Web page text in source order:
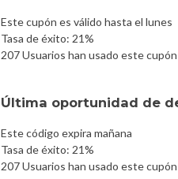
Este cupón es válido hasta el lunes
Tasa de éxito: 21%
207 Usuarios han usado este cupón
Última oportunidad de
Este código expira mañana
Tasa de éxito: 21%
207 Usuarios han usado este cupón